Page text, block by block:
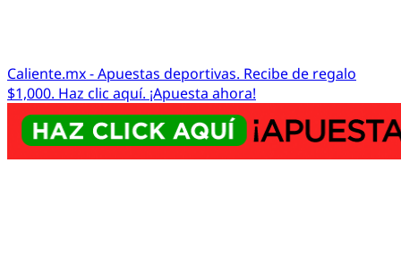
Caliente.mx - Apuestas deportivas. Recibe de regalo
$1,000. Haz clic aquí. ¡Apuesta ahora!